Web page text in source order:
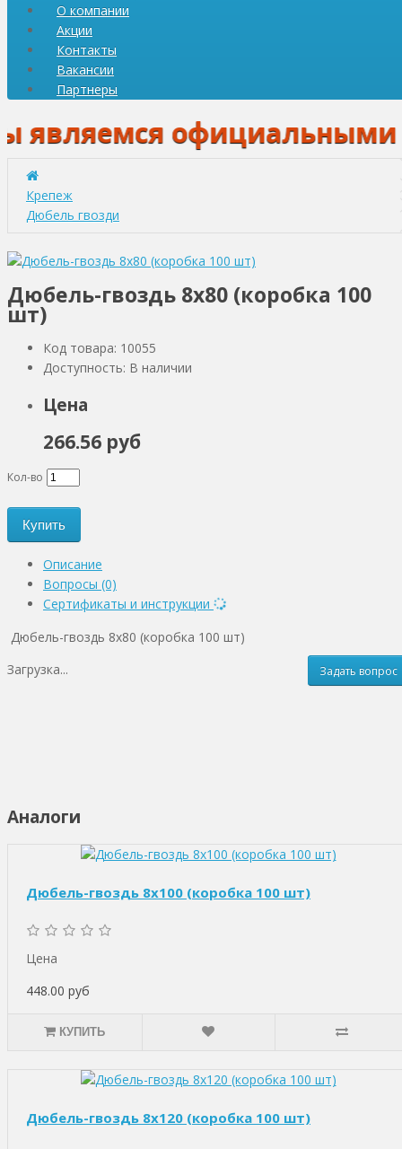
О компании
Акции
Контакты
Вакансии
Партнеры
официальными
Крепеж
Дюбель гвозди
Дюбель-гвоздь 8х80 (коробка 100
шт)
Код товара: 10055
Доступность: В наличии
Цена
266.56 руб
Кол-во
Купить
Описание
Вопросы (0)
Сертификаты и инструкции
Дюбель-гвоздь 8х80 (коробка 100 шт)
Задать вопрос
Загрузка...
Аналоги
Дюбель-гвоздь 8х100 (коробка 100 шт)
Цена
448.00 руб
КУПИТЬ
Дюбель-гвоздь 8х120 (коробка 100 шт)